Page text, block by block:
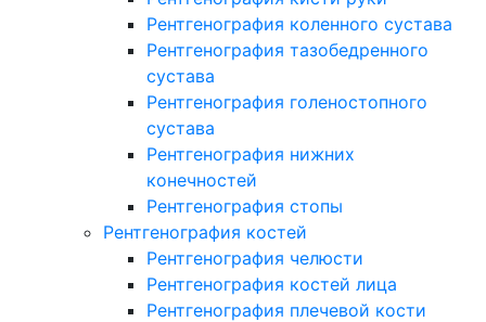
Рентгенография коленного сустава
Рентгенография тазобедренного
сустава
Рентгенография голеностопного
сустава
Рентгенография нижних
конечностей
Рентгенография стопы
Рентгенография костей
Рентгенография челюсти
Рентгенография костей лица
Рентгенография плечевой кости